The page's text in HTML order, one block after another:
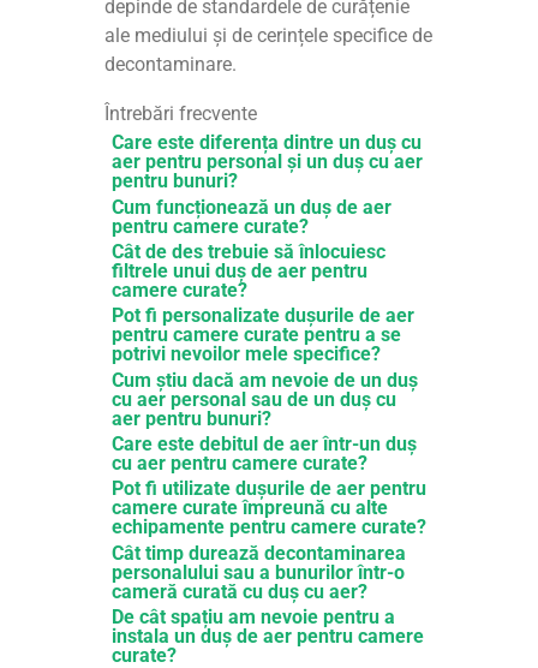
depinde de standardele de curățenie
ale mediului și de cerințele specifice de
decontaminare.
Întrebări frecvente
Care este diferența dintre un duș cu
aer pentru personal și un duș cu aer
pentru bunuri?
Cum funcționează un duș de aer
pentru camere curate?
Cât de des trebuie să înlocuiesc
filtrele unui duș de aer pentru
camere curate?
Pot fi personalizate dușurile de aer
pentru camere curate pentru a se
potrivi nevoilor mele specifice?
Cum știu dacă am nevoie de un duș
cu aer personal sau de un duș cu
aer pentru bunuri?
Care este debitul de aer într-un duș
cu aer pentru camere curate?
Pot fi utilizate dușurile de aer pentru
camere curate împreună cu alte
echipamente pentru camere curate?
Cât timp durează decontaminarea
personalului sau a bunurilor într-o
cameră curată cu duș cu aer?
De cât spațiu am nevoie pentru a
instala un duș de aer pentru camere
curate?